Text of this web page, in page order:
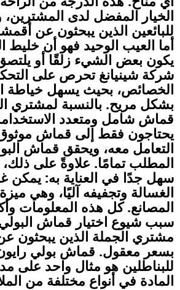
الخيار المفضل لدى
للبائعين الذين يبحثون عن
أما العيب الوحيد فهو أن خليط
يكون بعض الشيء زلقًا أو
شركة شينيانغ تحرص على
الخصائص، بحيث يسهل خياطة
بشكل مريح. بالنسبة لمشتري
قماش شامل ومتعدد
يحتاجون فقط إلى قماش
التعامل معه، ويحقق قماش
المطلب تمامًا. علاوةً على
سهل جدًا في العناية به: يمكن
الغسالة وتجفيفه آليًا، وهي
المصانع. كل هذه المعلومات
سبب شيوع اختيار قماش
مشتري الجملة الذين يبحثون
بسعر معقول. قماش بولي
للبناطلين هو مثال واحد على
المادة في أنواع مختلفة من